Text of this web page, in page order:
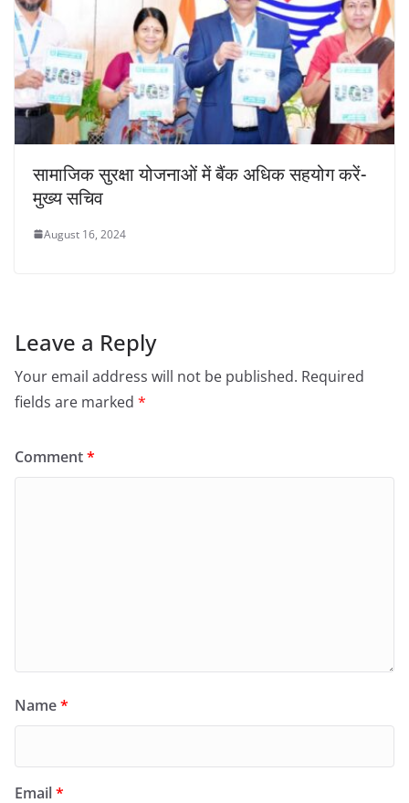
सामाजिक सुरक्षा योजनाओं में बैंक अधिक सहयोग करें-
मुख्य सचिव
August 16, 2024
Leave a Reply
Your email address will not be published. Required
fields are marked *
Comment*
Name*
Email*